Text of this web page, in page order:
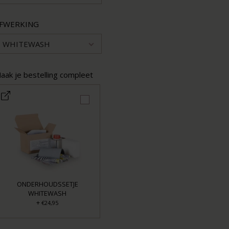
WHITEWASH
je bestelling compleet
ONDERHOUDSSETJE
WHITEWASH
+ €24,95